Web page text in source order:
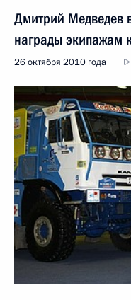
Дмитрий Медведев
награды экипажам
26 октября 2010 года